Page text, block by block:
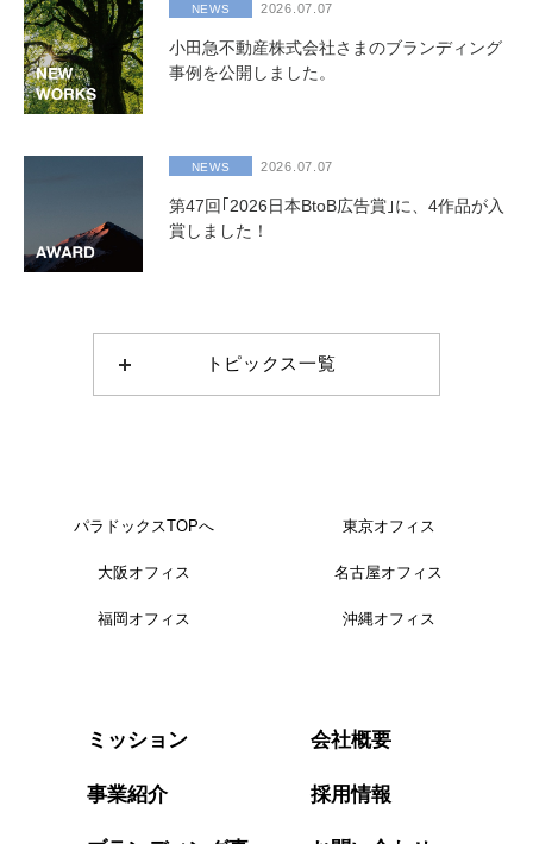
NEWS 2026.07.07
小田急不動産株式会社さまのブランディング
事例を公開しました。
NEWS 2026.07.07
第47回｢2026日本BtoB広告賞｣に、4作品が入
賞しました！
トピックス一覧
パラドックスTOPへ 東京オフィス
大阪オフィス 名古屋オフィス
福岡オフィス 沖縄オフィス
ミッション
事業紹介
会社概要
採用情報